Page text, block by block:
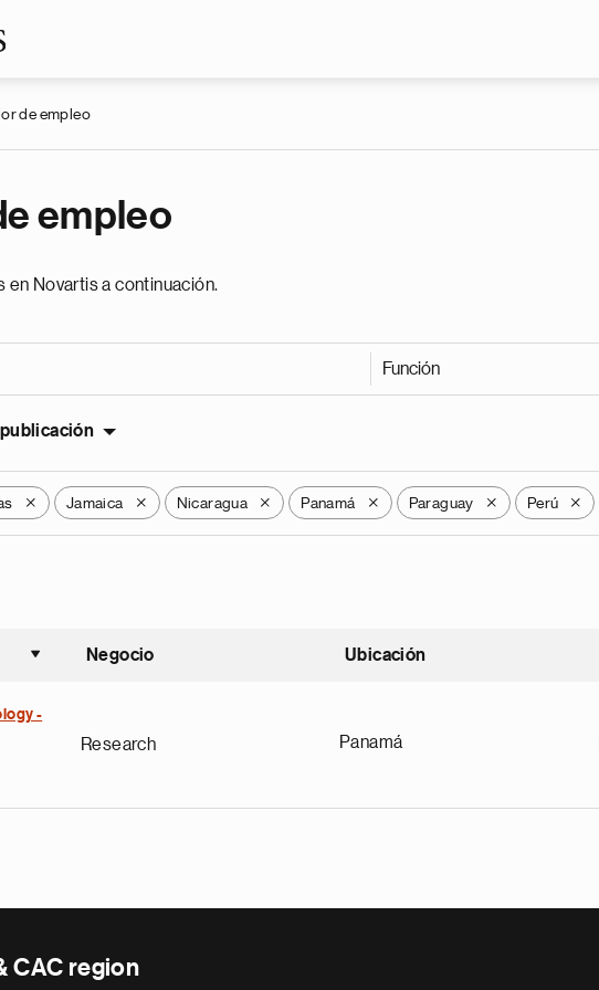
de empleo
empleo
Novartis a continuación.
Función
publicación
X Jamaica X Nicaragua X Panamá X Paraguay X Perú X
Ordenar ascendente
Negocio Ubicación
-
Research Panamá
CAC region